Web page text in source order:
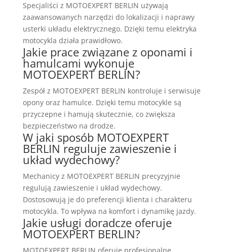
Specjaliści z MOTOEXPERT BERLIN używają
zaawansowanych narzędzi do lokalizacji i naprawy
usterki układu elektrycznego. Dzięki temu elektryka
motocykla działa prawidłowo.
Jakie prace związane z oponami i
hamulcami wykonuje
MOTOEXPERT BERLIN?
Zespół z MOTOEXPERT BERLIN kontroluje i serwisuje
opony oraz hamulce. Dzięki temu motocykle są
przyczepne i hamują skutecznie, co zwiększa
bezpieczeństwo na drodze.
W jaki sposób MOTOEXPERT
BERLIN reguluje zawieszenie i
układ wydechowy?
Mechanicy z MOTOEXPERT BERLIN precyzyjnie
regulują zawieszenie i układ wydechowy.
Dostosowują je do preferencji klienta i charakteru
motocykla. To wpływa na komfort i dynamikę jazdy.
Jakie usługi doradcze oferuje
MOTOEXPERT BERLIN?